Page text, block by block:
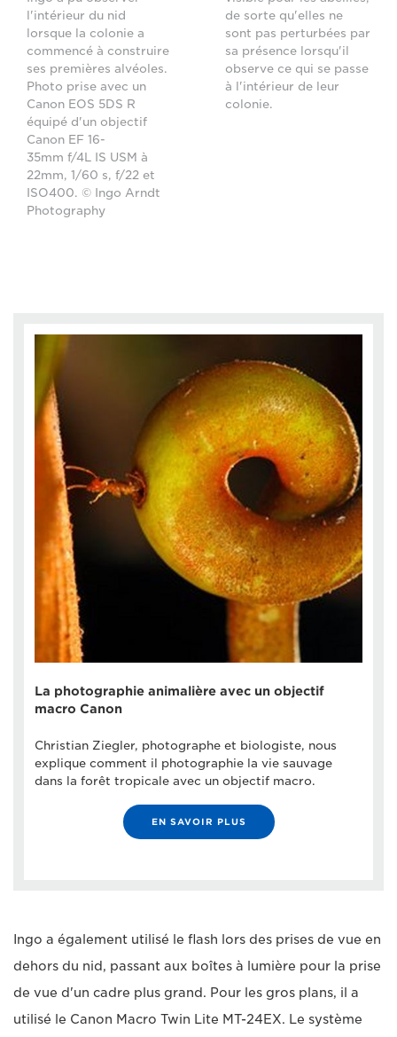
l'intérieur du nid
lorsque la colonie a
commencé à construire
ses premières alvéoles.
Photo prise avec un
Canon EOS 5DS R
équipé d'un objectif
Canon EF 16-
35mm f/4L IS USM à
22mm, 1/60 s, f/22 et
ISO400. © Ingo Arndt
Photography
de sorte qu'elles ne
sont pas perturbées par
sa présence lorsqu'il
observe ce qui se passe
à l'intérieur de leur
colonie.
La photographie animalière avec un objectif
macro Canon
Christian Ziegler, photographe et biologiste, nous
explique comment il photographie la vie sauvage
dans la forêt tropicale avec un objectif macro.
EN SAVOIR PLUS
Ingo a également utilisé le flash lors des prises de vue en
dehors du nid, passant aux boîtes à lumière pour la prise
de vue d'un cadre plus grand. Pour les gros plans, il a
utilisé le Canon Macro Twin Lite MT-24EX. Le système